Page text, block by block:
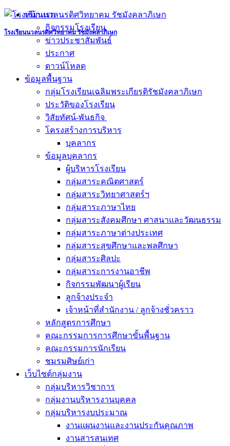
Skip
content
โรงเรียนนวลนรดิศวิทยาคม รัชมังคลาภิเษก
หน้าแรก
กิจกรรมโรงเรียน
ข่าวประชาสัมพันธ์
ประกาศ
ดาวน์โหลด
ข้อมูลพื้นฐาน
กลุ่มโรงเรียนเฉลิมพระเกียรติรัชมังคลาภิเษก
ประวัติของโรงเรียน
วิสัยทัศน์-พันธกิจ
โครงสร้างการบริหาร
บุคลากร
ข้อมูลบุคลากร
ผู้บริหารโรงเรียน
กลุ่มสาระคณิตศาสตร์
กลุ่มสาระวิทยาศาสตร์ฯ
กลุ่มสาระภาษาไทย
กลุ่มสาระสังคมศึกษา ศาสนาและวัฒนธรรม
กลุ่มสาระภาษาต่างประเทศ
กลุ่มสาระสุขศึกษาและพลศึกษา
กลุ่มสาระศิลปะ
กลุ่มสาระการงานอาชีพ
กิจกรรมพัฒนาผู้เรียน
ลูกจ้างประจำ
เจ้าหน้าที่สำนักงาน / ลูกจ้างชั่วคราว
หลักสูตรการศึกษา
คณะกรรมการการศึกษาขั้นพื้นฐาน
คณะกรรมการนักเรียน
ชมรมศิษย์เก่า
เว็บไซต์กลุ่มงาน
กลุ่มบริหารวิชาการ
กลุ่มงานบริหารงานบุคคล
กลุ่มบริหารงบประมาณ
งานแผนงานและงานประกันคุณภาพ
งานสารสนเทศ